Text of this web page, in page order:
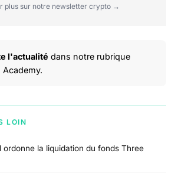
plus sur notre newsletter crypto →
l'actualité dans notre rubrique
Academy.
LOIN
ordonne la liquidation du fonds Three